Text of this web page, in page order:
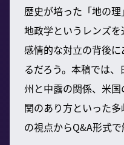
歴史が培った「地の理
地政学というレンズを
感情的な対立の背後
るだろう。本稿では
州と中露の関係、米
関のあり方といった
の視点からQ&A形式で